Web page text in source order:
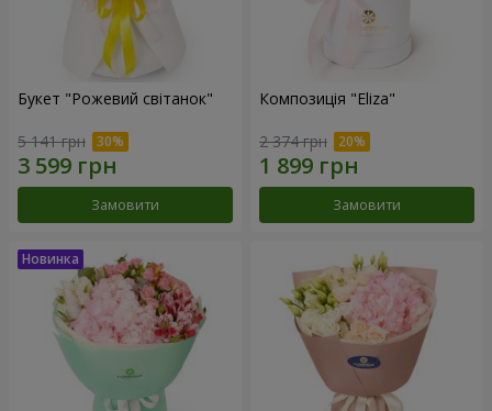
Букет "Рожевий світанок"
5 141 грн
Замовити
Композиція "Eliza"
2 374 грн
Замовити